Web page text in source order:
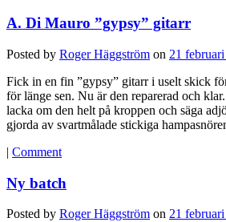
A. Di Mauro ”gypsy” gitarr
Posted by Roger Häggström on 21
Fick in en fin ”gypsy” gitarr i uselt skick
för länge sen. Nu är den reparerad och
lacka om den helt på kroppen och säga
gjorda av svartmålade stickiga
| Comment
Ny batch
Posted by Roger Häggström on 21